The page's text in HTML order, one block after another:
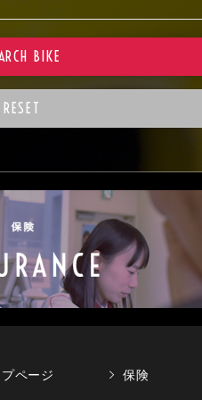
ページ 保険